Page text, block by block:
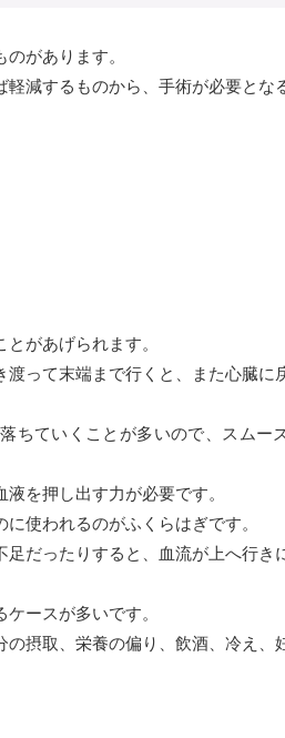
があります。
減するものから、手術が必要とな
があげられます。
って末端まで行くと、また心臓に
ちていくことが多いので、スムー
を押し出す力が必要です。
使われるのがふくらはぎです。
だったりすると、血流が上へ行き
ースが多いです。
摂取、栄養の偏り、飲酒、冷え、